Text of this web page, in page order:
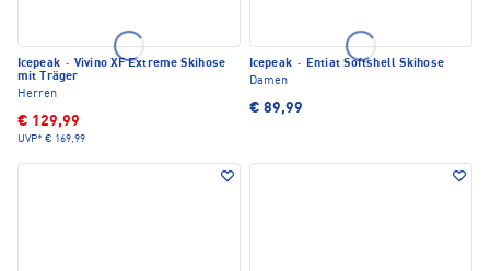
Icepeak · Vivino XF Extreme Skihose
mit Träger
Herren
€ 129,99
UVP* € 169,99
Icepeak · Entiat Softshell Skihose
Damen
€ 89,99